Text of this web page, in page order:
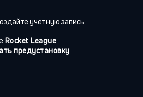
учетную запись.
Rocket League
предустановку